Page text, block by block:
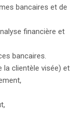
bancaires et de
financière et
bancaires.
la clientèle visée) et